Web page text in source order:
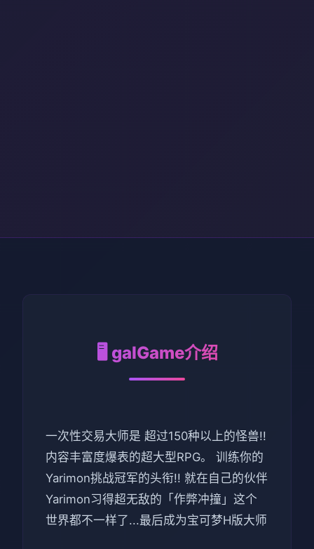
🖥️ galGame介绍
一次性交易大师是 超过150种以上的怪兽!!
内容丰富度爆表的超大型RPG。 训练你的
Yarimon挑战冠军的头衔!! 就在自己的伙伴
Yarimon习得超无敌的「作弊冲撞」这个
世界都不一样了...最后成为宝可梦H版大师